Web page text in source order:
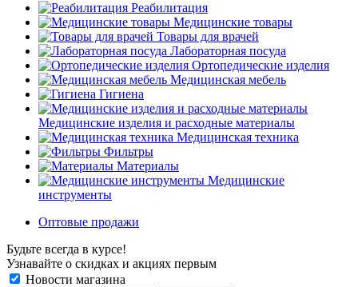
Реабилитация
Медицинские товары
Товары для врачей
Лабораторная посуда
Ортопедические изделия
Медицинская мебель
Гигиена
Медицинские изделия и расходные материалы
Медицинская техника
Фильтры
Материалы
Медицинские
инструменты
Оптовые продажи
Будьте всегда в курсе!
Узнавайте о скидках и акциях первым
Новости магазина